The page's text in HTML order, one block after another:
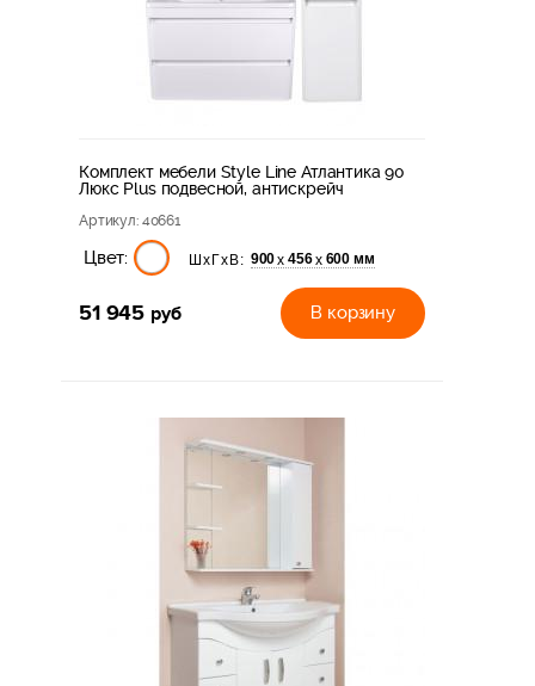
Комплект мебели Style Line Атлантика 90
Люкс Plus подвесной, антискрейч
Артикул: 40661
Цвет: ШхГхВ: 900х 456х 600 мм
51 945 руб В корзину